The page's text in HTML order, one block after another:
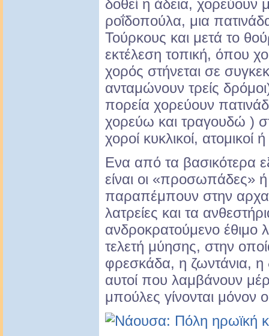
δοθεί η άδεια, χορεύουν
ροΐδοπούλα, μια
Τούρκους και μετά το
εκτέλεση τοπική, όπου
χορός στήνεται σε
ανταμώνουν τρείς
πορεία χορεύουν
χορεύω και τραγουδώ )
χοροί κυκλικοί, ατομικοί
Ενα από τα βασικότερα
είναι οι «προσωπάδες»
παραπέμπουν στην
λατρείες και τα
ανδροκρατούμενο έθιμο
τελετή μύησης, στην
φρεσκάδα, η ζωντάνια, η
αυτοί που λαμβάνουν
μπούλες γίνονται μόνον